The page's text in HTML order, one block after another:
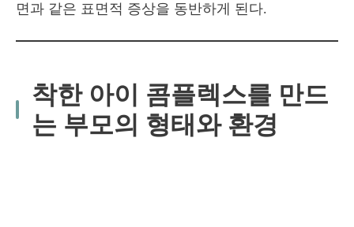
면과 같은 표면적 증상을 동반하게 된다.
착한 아이 콤플렉스를 만드
는 부모의 형태와 환경